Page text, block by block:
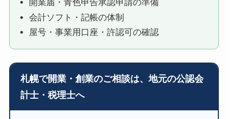
開業届・青色申告承認申請の準備
会計ソフト・記帳の体制
屋号・事業用口座・許認可の確認
札幌で開業・創業のご相談は、地元の公認会
計士・税理士へ